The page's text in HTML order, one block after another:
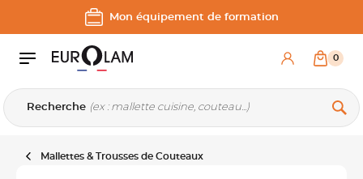
Aller au contenu
Aller à la navigation principale
Mon équipement de formation
Recherche
0
Mallettes & Trousses de Couteaux